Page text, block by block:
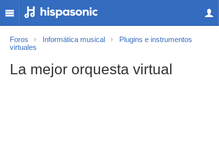
Foros Informática musical
Plugins e instrumentos
virtuales
La mejor orquesta virtual